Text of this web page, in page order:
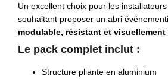
Un excellent choix pour les
souhaitant proposer un abri
modulable, résistant et
Le pack complet inclut :
Structure pliante en aluminium